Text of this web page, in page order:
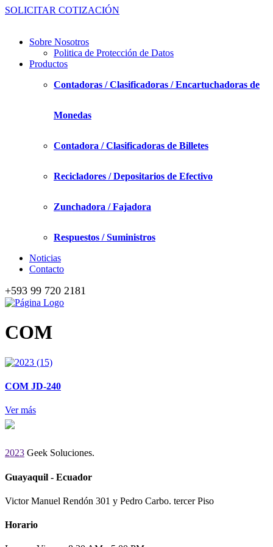
SOLICITAR COTIZACIÓN
Sobre Nosotros
Politica de Protección de Datos
Productos
Contadoras / Clasificadoras / Encartuchadoras de
Monedas
Contadora / Clasificadoras de Billetes
Recicladores / Depositarios de Efectivo
Zunchadora / Fajadora
Respuestos / Suministros
Noticias
Contacto
+593 99 720 2181
COM
COM JD-240
Ver más
2023 Geek Soluciones.
Guayaquil - Ecuador
Victor Manuel Rendón 301 y Pedro Carbo. tercer Piso
Horario